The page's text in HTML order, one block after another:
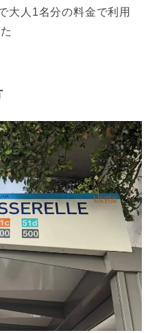
大人1名分の料金で利用